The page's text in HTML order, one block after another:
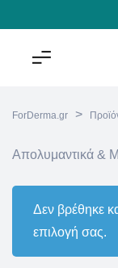
ForDerma.gr >
Απολυμαντικά &
Δεν βρέθηκε
επιλογή σας.